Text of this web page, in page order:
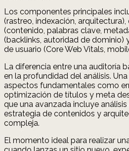
Los componentes principales
(rastreo, indexación,
(contenido, palabras clave,
(backlinks, autoridad de dominio)
de usuario (Core Web Vitals,
La diferencia entre una auditoría
en la profundidad del análisis.
aspectos fundamentales como
optimización de títulos y meta
que una avanzada incluye
estrategia de contenidos y
compleja.
El momento ideal para realizar